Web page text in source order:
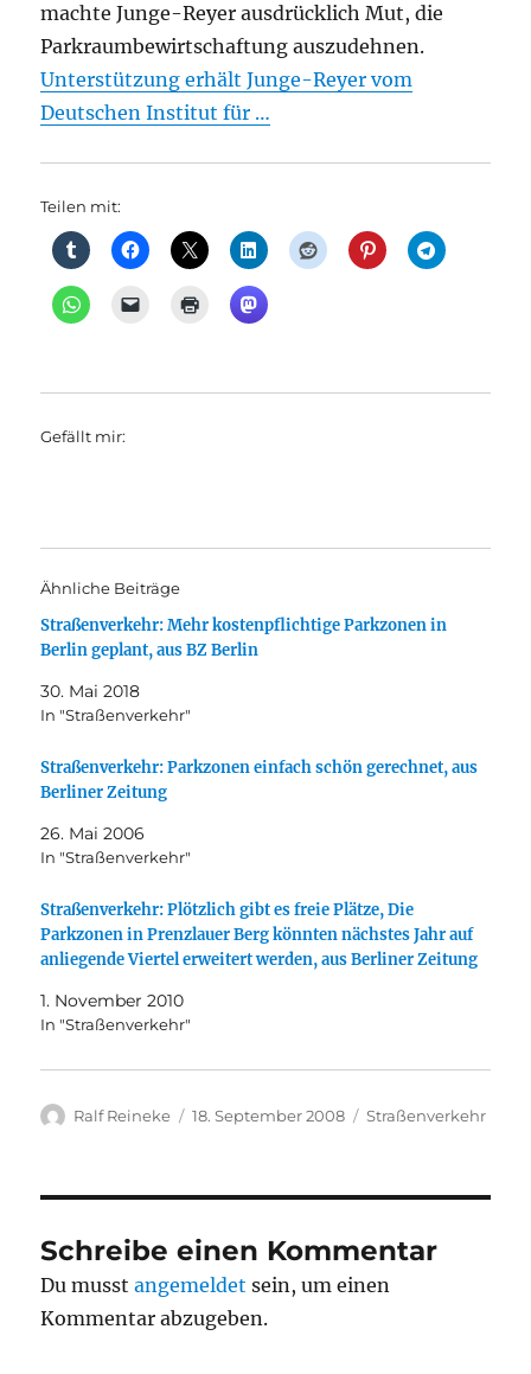
machte Junge-Reyer ausdrücklich Mut, die
Parkraumbewirtschaftung auszudehnen.
Unterstützung erhält Junge-Reyer vom
Deutschen Institut für …
Teilen mit:
Gefällt mir:
Ähnliche Beiträge
Straßenverkehr: Mehr kostenpflichtige Parkzonen in
Berlin geplant, aus BZ Berlin
30. Mai 2018
In "Straßenverkehr"
Straßenverkehr: Parkzonen einfach schön gerechnet, aus
Berliner Zeitung
26. Mai 2006
In "Straßenverkehr"
Straßenverkehr: Plötzlich gibt es freie Plätze, Die
Parkzonen in Prenzlauer Berg könnten nächstes Jahr auf
anliegende Viertel erweitert werden, aus Berliner Zeitung
1. November 2010
In "Straßenverkehr"
Autor
Ralf Reineke
Veröffentlicht
18. September 2008 Kategorien
Straßenverkehr
Schreibe einen Kommentar
Du musstangemeldet sein, um einen
Kommentar abzugeben.